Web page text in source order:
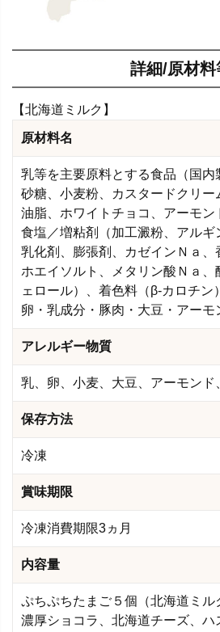
詳細/原材料
【北海道ミルク】
原材料名
乳等を主要原料とする食品（国内
砂糖、小麦粉、カスタードクリー
油脂、ホワイトチョコ、アーモン
食塩／増粘剤（加工澱粉、アルギ
乳化剤、膨張剤、カゼインＮａ、
ホエイソルト、メタリン酸Ｎａ、
ェロール）、着色料（β-カロチン
卵・乳成分・豚肉・大豆・アーモ
アレルギー物質
乳、卵、小麦、大豆、アーモンド
保存方法
冷凍
賞味期限
冷凍消費期限3ヵ月
内容量
ぷちぷちたまご５個（北海道ミル
濃厚ショコラ、北海道チーズ、ハ